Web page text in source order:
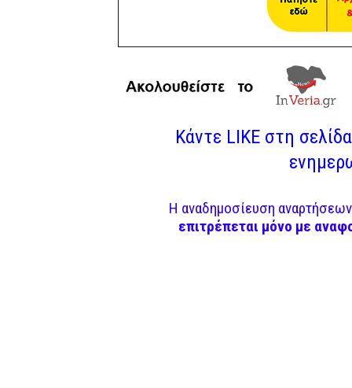
Κάντε LIKE στη
Η αναδημοσίευση
επιτρέπεται μόνο με